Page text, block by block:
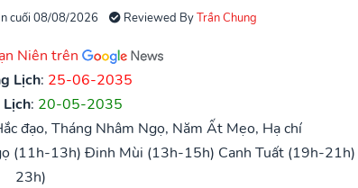
cuối 08/08/2026 Reviewed ByTrần Chung
Niên trên
Lịch: 25-06-2035
: 20-05-2035
đạo, Tháng Nhâm Ngọ, Năm Ất Mẹo, Hạ chí
(11h-13h) Đinh Mùi (13h-15h) Canh Tuất (19h-21h)
23h)